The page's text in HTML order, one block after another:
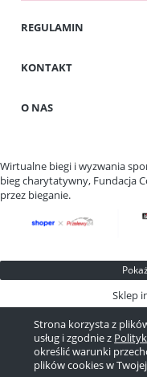
Strona korzysta z
usług i zgodnie z
określić warunki
plików cookies w
REGULAMIN
KONTAKT
O NAS
Wirtualne biegi i wyzwania
bieg charytatywny, Fundacja
przez bieganie.
Sklep